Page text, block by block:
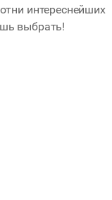
интереснейших
выбрать!